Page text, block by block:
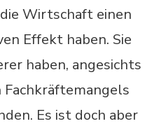
Wirtschaft einen
Effekt haben. Sie
haben, angesichts
Es ist doch aber